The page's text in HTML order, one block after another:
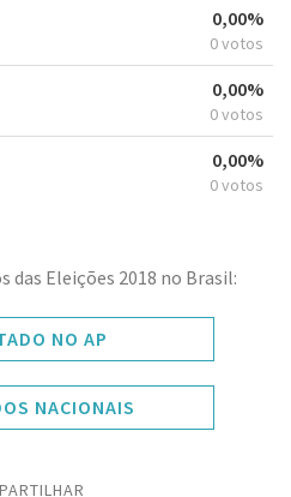
0,00%
0 votos
0,00%
0 votos
0,00%
0 votos
das Eleições 2018 no Brasil:
NO AP
NACIONAIS